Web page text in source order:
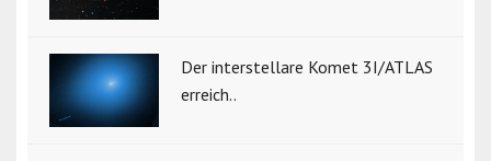
Der interstellare Komet 3I/ATLAS
erreich..